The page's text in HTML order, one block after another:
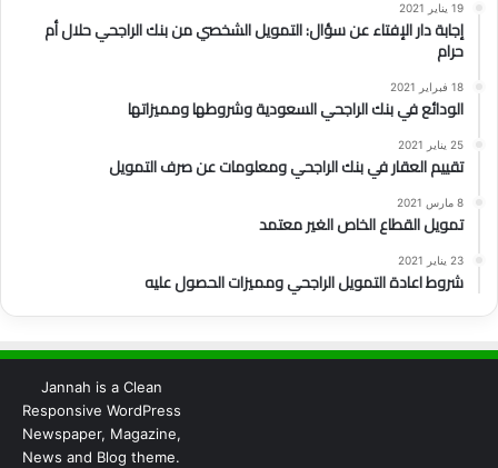
19 يناير 2021
إجابة دار الإفتاء عن سؤال: التمويل الشخصي من بنك الراجحي حلال أم
حرام
18 فبراير 2021
الودائع في بنك الراجحي السعودية وشروطها ومميزاتها
25 يناير 2021
تقييم العقار في بنك الراجحي ومعلومات عن صرف التمويل
8 مارس 2021
تمويل القطاع الخاص الغير معتمد
23 يناير 2021
شروط اعادة التمويل الراجحي ومميزات الحصول عليه
Jannah is a Clean
Responsive WordPress
Newspaper, Magazine,
News and Blog theme.